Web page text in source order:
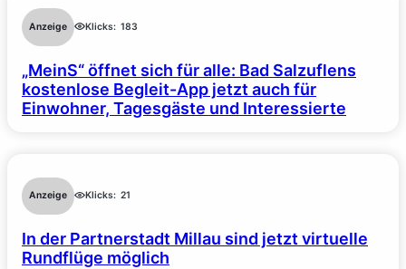
Anzeige Klicks: 183
„MeinS“ öffnet sich für alle: Bad Salzuflens
kostenlose Begleit-App jetzt auch für
Einwohner, Tagesgäste und Interessierte
Anzeige Klicks: 21
In der Partnerstadt Millau sind jetzt virtuelle
Rundflüge möglich